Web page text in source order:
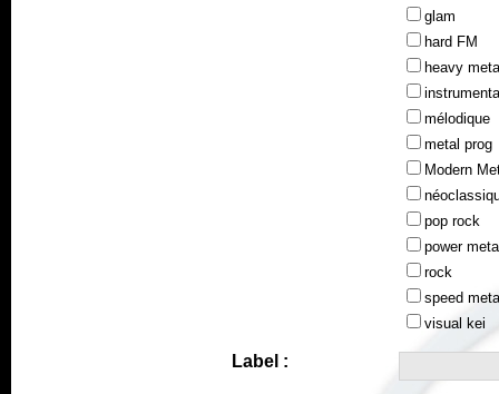
glam
hard FM
heavy
mélodique
metal prog
Modern
pop rock
power
rock
speed
visual kei
Label :